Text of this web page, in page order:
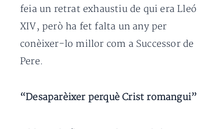
feia un retrat exhaustiu de qui era Lleó
XIV, però ha fet falta un any per
conèixer-lo millor com a Successor de
Pere.
“Desaparèixer perquè Crist romangui”